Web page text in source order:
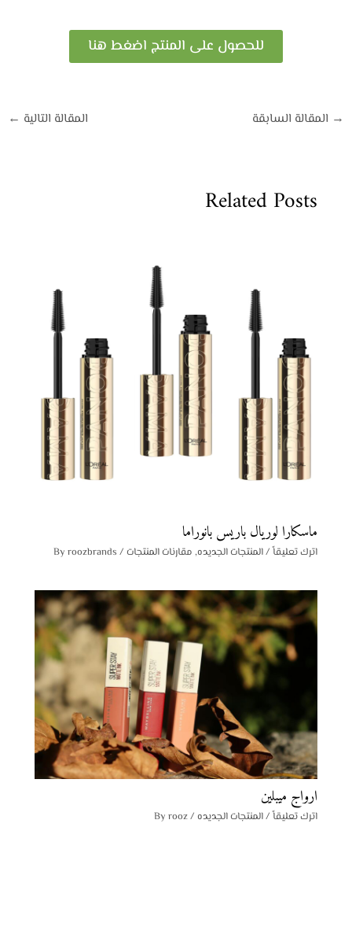
للحصول على المنتج اضغط هنا
→ المقالة السابقة المقالة التالية ←
Related Posts
ماسكارا لوريال باريس بانوراما
اترك تعليقاً/المنتجات الجديده, مقارنات المنتجات / By
roozbrands
ارواج ميبلين
اترك تعليقاً/المنتجات الجديده / By
rooz